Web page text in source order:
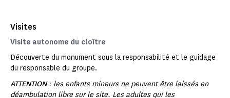
Visites
Visite autonome du cloître
Découverte du monument sous la responsabilité et le guidage
du responsable du groupe.
ATTENTION: les enfants mineurs ne peuvent être laissés en
déambulation libre sur le site. Les adultes qui les